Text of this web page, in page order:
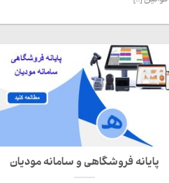
پایانه فروشگاهی و سامانه مودیان